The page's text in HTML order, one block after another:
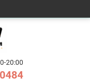
20:00